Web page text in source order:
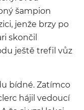
šampion
jenže brzy po
skončil
ještě trefil vůz
bídné. Zatímco
hájil vedoucí